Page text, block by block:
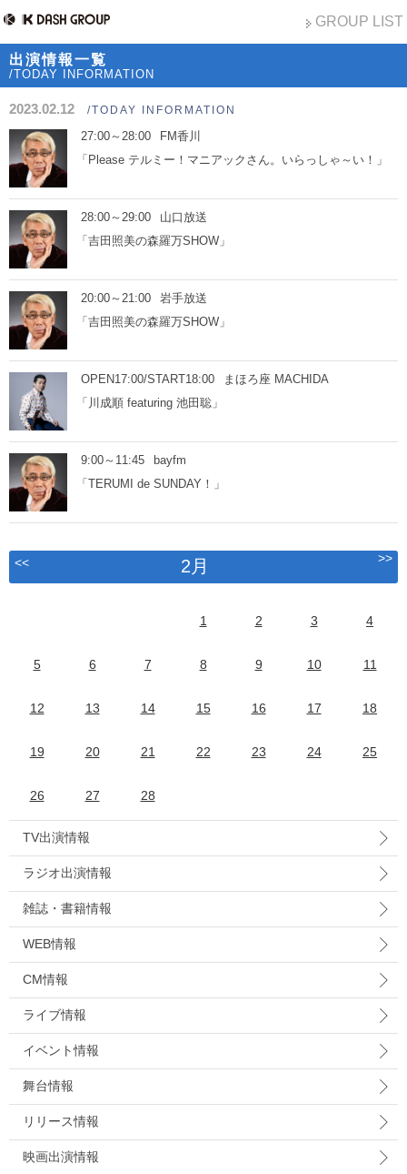
GROUP LIST
出演情報一覧
/TODAY INFORMATION
2023.02.12 /TODAY INFORMATION
27:00～28:00
FM香川
「Please テルミー！マニアックさん。いらっしゃ～い！」
28:00～29:00
山口放送
「吉田照美の森羅万SHOW」
20:00～21:00
岩手放送
「吉田照美の森羅万SHOW」
OPEN17:00/START18:00
まほろ座 MACHIDA
「川成順 featuring 池田聡」
9:00～11:45
bayfm
「TERUMI de SUNDAY！」
<< 2月 >>
1 2 3 4
5 6 7 8 9 10 11
12 13 14 15 16 17 18
19 20 21 22 23 24 25
26 27 28
TV出演情報
ラジオ出演情報
雑誌・書籍情報
WEB情報
CM情報
ライブ情報
イベント情報
舞台情報
リリース情報
映画出演情報